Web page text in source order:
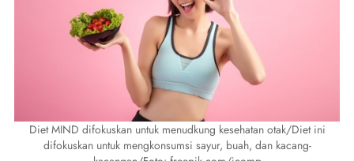
Diet MIND difokuskan untuk menudkung kesehatan otak/Diet ini
difokuskan untuk mengkonsumsi sayur, buah, dan kacang-